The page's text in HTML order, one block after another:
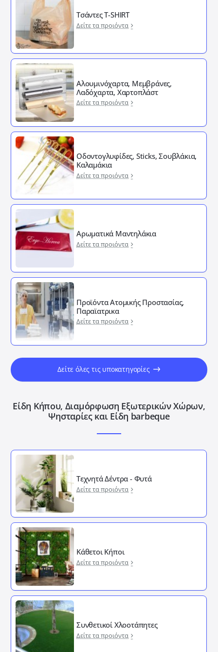
Τσάντες T-SHIRT
Δείτε τα προιόντα
Αλουμινόχαρτα, Μεμβράνες,
Λαδόχαρτα, Χαρτοπλάστ
Δείτε τα προιόντα
Οδοντογλυφίδες, Sticks, Σουβλάκια,
Καλαμάκια
Δείτε τα προιόντα
Αρωματικά Μαντηλάκια
Δείτε τα προιόντα
Προϊόντα Ατομικής Προστασίας,
Παραϊατρικα
Δείτε τα προιόντα
Δείτε όλες τις υποκατηγορίες
Είδη Κήπου, Διαμόρφωση Εξωτερικών Xώρων,
Ψησταρίες και Είδη barbeque
Τεχνητά Δέντρα - Φυτά
Δείτε τα προιόντα
Κάθετοι Κήποι
Δείτε τα προιόντα
Συνθετικοί Χλοοτάπητες
Δείτε τα προιόντα